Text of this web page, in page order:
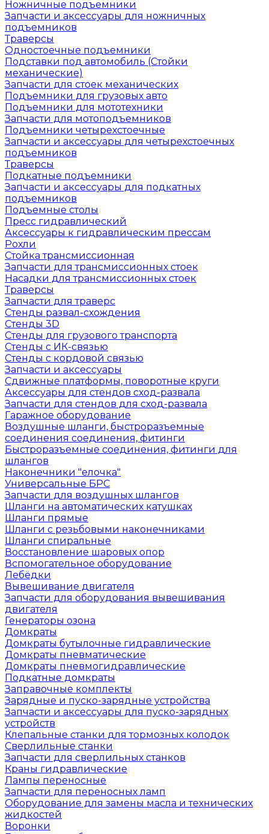
Ножничные подъемники
Запчасти и аксессуары для ножничных
подъемников
Траверсы
Одностоечные подъемники
Подставки под автомобиль (Стойки
механические)
Запчасти для стоек механических
Подъемники для грузовых авто
Подъемники для мототехники
Запчасти для мотоподъемников
Подъемники четырехстоечные
Запчасти и аксессуары для четырехстоечных
подъемников
Траверсы
Подкатные подъемники
Запчасти и аксессуары для подкатных
подъемников
Подъемные столы
Пресс гидравлический
Аксессуары к гидравлическим прессам
Рохли
Стойка трансмиссионная
Запчасти для трансмиссионных стоек
Насадки для трансмиссионных стоек
Траверсы
Запчасти для траверс
Стенды развал-схождения
Стенды 3D
Стенды для грузового транспорта
Стенды с ИК-связью
Стенды с кордовой связью
Запчасти и аксессуары
Сдвижные платформы, поворотные круги
Аксессуары для стендов сход-развала
Запчасти для стендов для сход-развала
Гаражное оборудование
Воздушные шланги, быстроразъемные
соединения соединения, фитинги
Быстроразъемные соединения, фитинги для
шлангов
Наконечники "елочка"
Универсальные БРС
Запчасти для воздушных шлангов
Шланги на автоматических катушках
Шланги прямые
Шланги с резьбовыми наконечниками
Шланги спиральные
Восстановление шаровых опор
Вспомогательное оборудование
Лебёдки
Вывешивание двигателя
Запчасти для оборудования вывешивания
двигателя
Генераторы озона
Домкраты
Домкраты бутылочные гидравлические
Домкраты пневматические
Домкраты пневмогидравлические
Подкатные домкраты
Заправочные комплекты
Зарядные и пуско-зарядные устройства
Запчасти и аксессуары для пуско-зарядных
устройств
Клепальные станки для тормозных колодок
Сверлильные станки
Запчасти для сверлильных станков
Краны гидравлические
Лампы переносные
Запчасти для переносных ламп
Оборудование для замены масла и технических
жидкостей
Воронки